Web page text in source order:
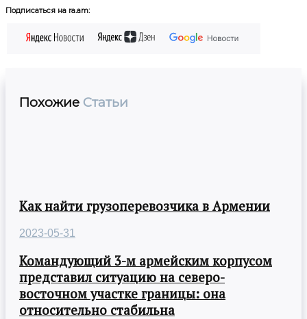
Подписаться на ra.am:
Похожие Статьи
Как найти грузоперевозчика в Армении
2023-05-31
Командующий 3-м армейским корпусом
представил ситуацию на северо-
восточном участке границы: она
относительно стабильна